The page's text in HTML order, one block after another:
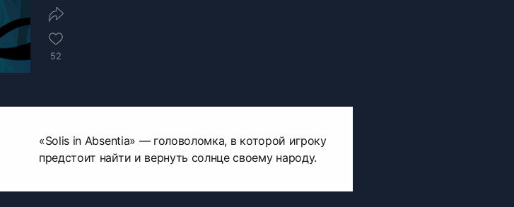
52
«Solis in Absentia» — головоломка, в которой игроку
предстоит найти и вернуть солнце своему народу.